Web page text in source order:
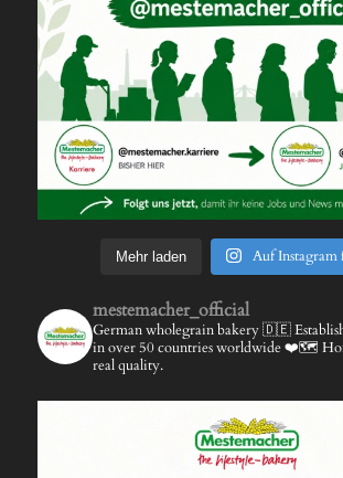
Mehr laden Auf Instagram
mestemacher_official
German wholegrain bakery 🇩🇪
in over 50 countries worldwide ❤️🗺️
real quality.